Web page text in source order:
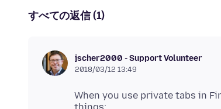
すべての返信 (1)
jscher2000 - Support Volunteer
2018/03/12 13:49
When you use private tabs in